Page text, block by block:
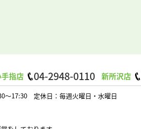
指店 04-2948-0110 新所沢店
～17:30 定休日：毎週火曜日・水曜日